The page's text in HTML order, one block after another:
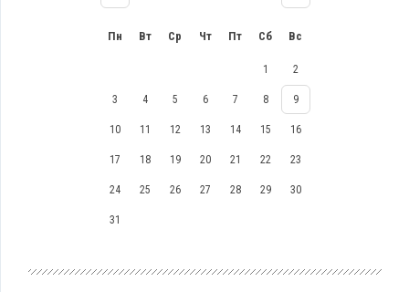
Пн Вт Ср Чт Пт Сб Вс
1 2
3 4 5 6 7 8 9
10 11 12 13 14 15 16
17 18 19 20 21 22 23
24 25 26 27 28 29 30
31